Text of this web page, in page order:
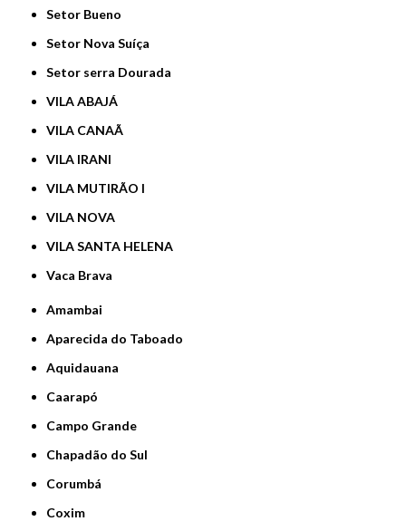
Setor Bueno
Setor Nova Suíça
Setor serra Dourada
VILA ABAJÁ
VILA CANAÃ
VILA IRANI
VILA MUTIRÃO I
VILA NOVA
VILA SANTA HELENA
Vaca Brava
Amambai
Aparecida do Taboado
Aquidauana
Caarapó
Campo Grande
Chapadão do Sul
Corumbá
Coxim